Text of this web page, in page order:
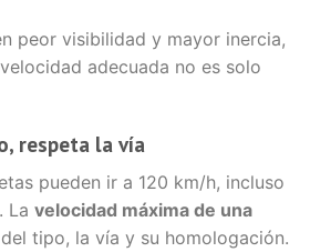
peor visibilidad y mayor inercia,
adecuada no es solo
respeta la vía
pueden ir a 120 km/h, incluso
La velocidad máxima de una
tipo, la vía y su homologación.